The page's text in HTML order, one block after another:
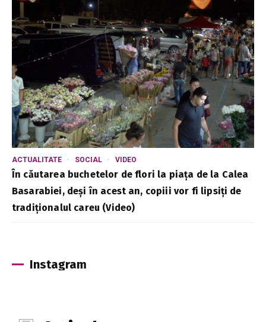
ACTUALITATE SOCIAL VIDEO
În căutarea buchetelor de flori la piața de la Calea
Basarabiei, deși în acest an, copiii vor fi lipsiți de
tradiționalul careu (Video)
Instagram